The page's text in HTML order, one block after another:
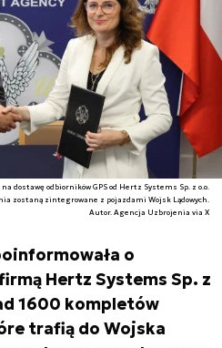
dostawę odbiorników GPS od Hertz Systems Sp. z o.o.
zostaną zintegrowane z pojazdami Wojsk Lądowych.
Autor. Agencja Uzbrojenia via X
o
Hertz Systems Sp. z
1600 kompletów
trafią do Wojska